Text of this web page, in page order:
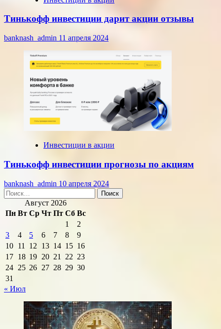
Тинькофф инвестиции дарит акции отзывы
banknash_admin 11 апреля 2024
Инвестиции в акции
Тинькофф инвестиции прогнозы по акциям
banknash_admin 10 апреля 2024
Найти:
Август 2026
Пн Вт Ср Чт Пт Сб Вс
1
2
3
4 5 6 7 8
9
10 11 12 13 14 15 16
17 18 19 20 21 22 23
24 25 26 27 28 29 30
31
« Июл